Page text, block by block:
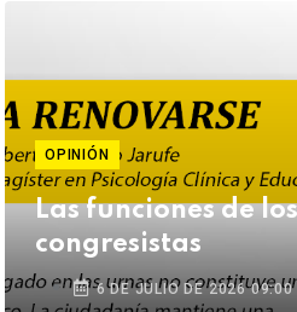
OPINIÓN
Las funciones de
congresistas
6 DE JULIO DE 2026 09:00